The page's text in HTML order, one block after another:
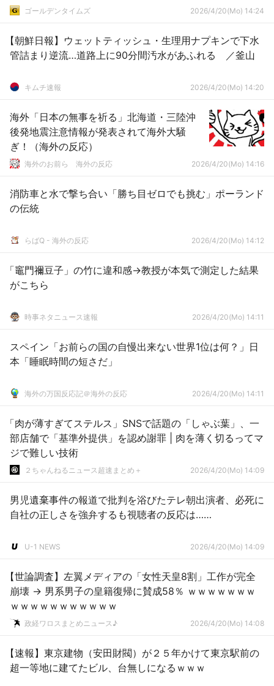
ゴールデンタイムズ 2026/4/20(Mo) 14:24
【朝鮮日報】ウェットティッシュ・生理用ナプキンで下水
管詰まり逆流…道路上に90分間汚水があふれる ／釜山
キムチ速報 2026/4/20(Mo) 14:20
海外「日本の無事を祈る」北海道・三陸沖
後発地震注意情報が発表されて海外大騒
ぎ！（海外の反応）
海外のお前ら 海外の反応 2026/4/20(Mo) 14:16
消防車と水で撃ち合い「勝ち目ゼロでも挑む」ポーランド
の伝統
らばQ - 海外の反応 2026/4/20(Mo) 14:12
「竈門禰豆子」の竹に違和感→教授が本気で測定した結果
がこちら
時事ネタニュース速報 2026/4/20(Mo) 14:11
スペイン「お前らの国の自慢出来ない世界1位は何？」日
本「睡眠時間の短さだ」
海外の万国反応記＠海外の反応 2026/4/20(Mo) 14:11
「肉が薄すぎてステルス」SNSで話題の「しゃぶ葉」、一
部店舗で「基準外提供」を認め謝罪 | 肉を薄く切るってマ
ジで難しい技術
２ちゃんねるニュース超速まとめ＋ 2026/4/20(Mo) 14:09
男児遺棄事件の報道で批判を浴びたテレ朝出演者、必死に
自社の正しさを強弁するも視聴者の反応は……
U-1 NEWS 2026/4/20(Mo) 14:09
【世論調査】左翼メディアの「女性天皇8割」工作が完全
崩壊 → 男系男子の皇籍復帰に賛成58％ ｗｗｗｗｗｗｗ
ｗｗｗｗｗｗｗｗｗｗｗ
政経ワロスまとめニュース♪ 2026/4/20(Mo) 14:08
【速報】東京建物（安田財閥）が２５年かけて東京駅前の
超一等地に建てたビル、台無しになるｗｗｗ